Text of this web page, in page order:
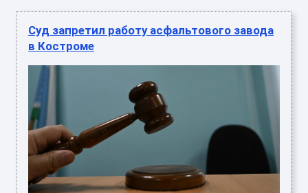
Суд запретил работу асфальтового завода
в Костроме